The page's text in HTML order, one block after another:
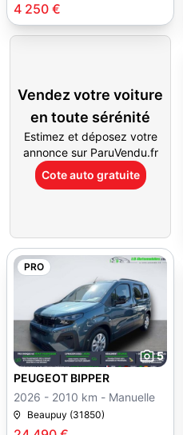
4 250 €
Vendez votre voiture
en toute sérénité
Estimez et déposez votre
annonce sur ParuVendu.fr
Cote auto gratuite
PRO
5
PEUGEOT BIPPER
2026 - 2010 km - Manuelle
Beaupuy (31850)